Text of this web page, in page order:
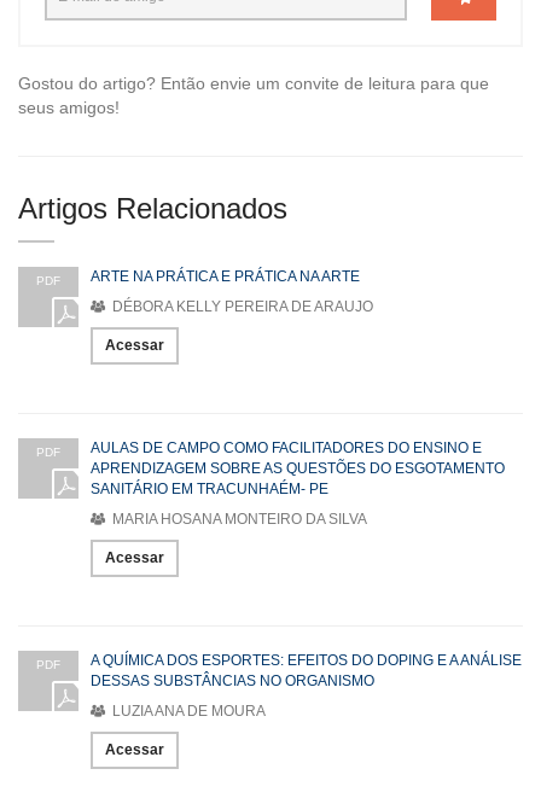
Gostou do artigo? Então envie um convite de leitura para que
seus amigos!
Artigos Relacionados
PDF
ARTE NA PRÁTICA E PRÁTICA NA ARTE
DÉBORA KELLY PEREIRA DE ARAUJO
Acessar
PDF
AULAS DE CAMPO COMO FACILITADORES DO ENSINO E
APRENDIZAGEM SOBRE AS QUESTÕES DO ESGOTAMENTO
SANITÁRIO EM TRACUNHAÉM- PE
MARIA HOSANA MONTEIRO DA SILVA
Acessar
PDF
A QUÍMICA DOS ESPORTES: EFEITOS DO DOPING E A ANÁLISE
DESSAS SUBSTÂNCIAS NO ORGANISMO
LUZIA ANA DE MOURA
Acessar